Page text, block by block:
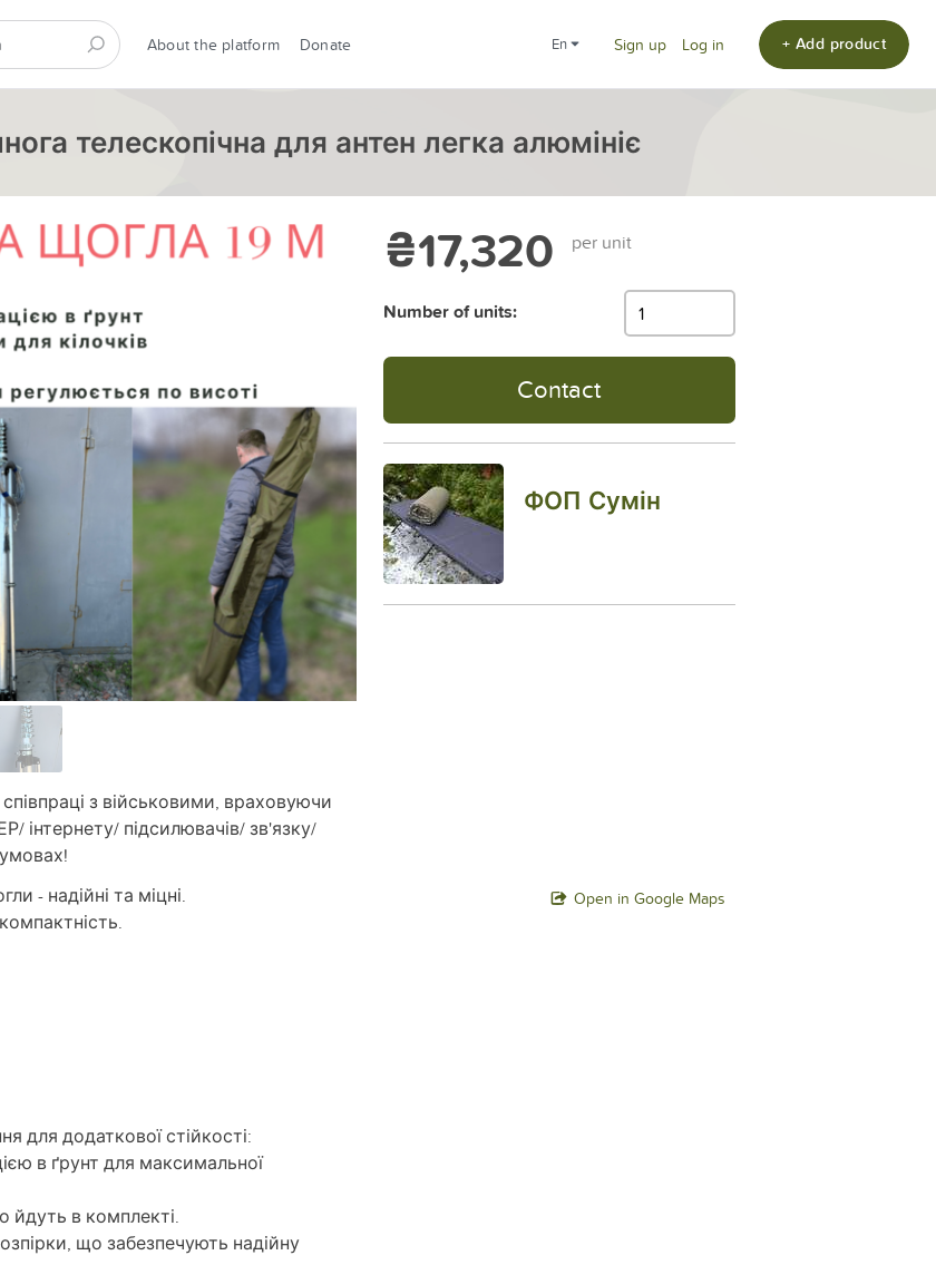
About the platform Donate en Sign up Log in + Add product
телескопічна для антен легка алюмініє
з військовими, враховуючи
інтернету/ підсилювачів/ зв'язку/
- надійні та міцні.
для додаткової стійкості:
в ґрунт для максимальної
йдуть в комплекті.
що забезпечують надійну
₴17,320 per unit
Number of units:
Contact
ФОП Сумін
Open in Google Maps